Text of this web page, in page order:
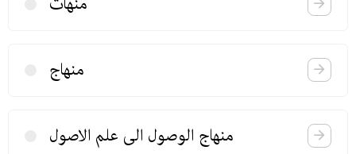
منهاج
منهاج الوصول الی علم الاصول